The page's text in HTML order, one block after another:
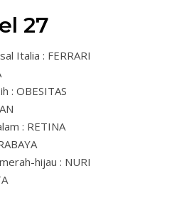
27
Italia : FERRARI
: OBESITAS
: RETINA
hijau : NURI